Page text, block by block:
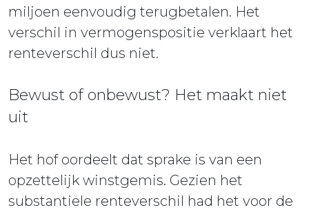
miljoen eenvoudig terugbetalen. Het
verschil in vermogenspositie verklaart het
renteverschil dus niet.
Bewust of onbewust? Het maakt niet
uit
Het hof oordeelt dat sprake is van een
opzettelijk winstgemis. Gezien het
substantiële renteverschil had het voor de